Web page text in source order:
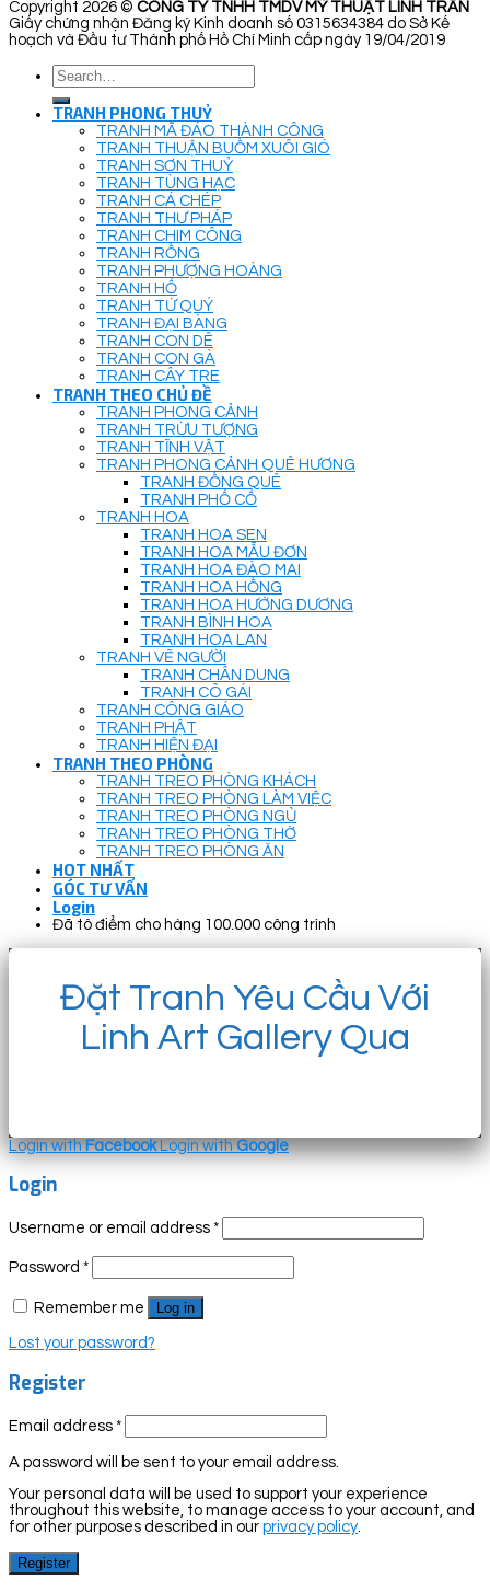
Copyright 2026 © CÔNG TY TNHH TMDV MỸ THUẬT LINH TRẦN
Giấy chứng nhận Đăng ký Kinh doanh số 0315634384 do Sở Kế
hoạch và Đầu tư Thành phố Hồ Chí Minh cấp ngày 19/04/2019
Search
for:
TRANH PHONG THUỶ
TRANH MÃ ĐÁO THÀNH CÔNG
TRANH THUẬN BUỒM XUÔI GIÓ
TRANH SƠN THUỶ
TRANH TÙNG HẠC
TRANH CÁ CHÉP
TRANH THƯ PHÁP
TRANH CHIM CÔNG
TRANH RỒNG
TRANH PHƯỢNG HOÀNG
TRANH HỔ
TRANH TỨ QUÝ
TRANH ĐẠI BÀNG
TRANH CON DÊ
TRANH CON GÀ
TRANH CÂY TRE
TRANH THEO CHỦ ĐỀ
TRANH PHONG CẢNH
TRANH TRỪU TƯỢNG
TRANH TĨNH VẬT
TRANH PHONG CẢNH QUÊ HƯƠNG
TRANH ĐỒNG QUÊ
TRANH PHỐ CỔ
TRANH HOA
TRANH HOA SEN
TRANH HOA MẪU ĐƠN
TRANH HOA ĐÀO MAI
TRANH HOA HỒNG
TRANH HOA HƯỚNG DƯƠNG
TRANH BÌNH HOA
TRANH HOA LAN
TRANH VẼ NGƯỜI
TRANH CHÂN DUNG
TRANH CÔ GÁI
TRANH CÔNG GIÁO
TRANH PHẬT
TRANH HIỆN ĐẠI
TRANH THEO PHÒNG
TRANH TREO PHÒNG KHÁCH
TRANH TREO PHÒNG LÀM VIỆC
TRANH TREO PHÒNG NGỦ
TRANH TREO PHÒNG THỜ
TRANH TREO PHÒNG ĂN
HOT NHẤT
GÓC TƯ VẤN
Login
Đã tô điểm cho hàng 100.000 công trình
Đặt Tranh Yêu Cầu Với
Linh Art Gallery Qua
Login withFacebook Login withGoogle
Login
Username or email address *
Password *
Remember me Log in
Lost your password?
Register
Email address *
A password will be sent to your email address.
Your personal data will be used to support your experience
throughout this website, to manage access to your account, and
for other purposes described in our privacy policy.
Register